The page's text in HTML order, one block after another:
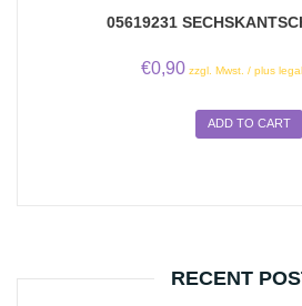
05619231
€0,90 zzgl. Mwst. / plus
ADD TO CART
RECENT